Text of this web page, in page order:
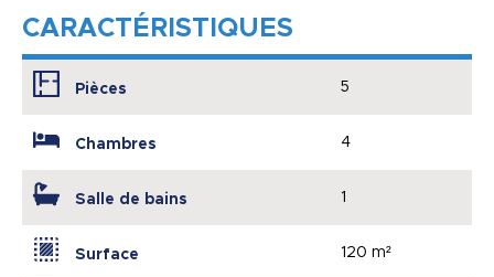
CARACTÉRISTIQUES
Pièces 5
Chambres 4
Salle de bains 1
Surface 120 m²